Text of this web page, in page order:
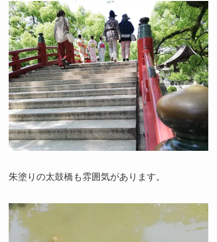
朱塗りの太鼓橋も雰囲気があります。